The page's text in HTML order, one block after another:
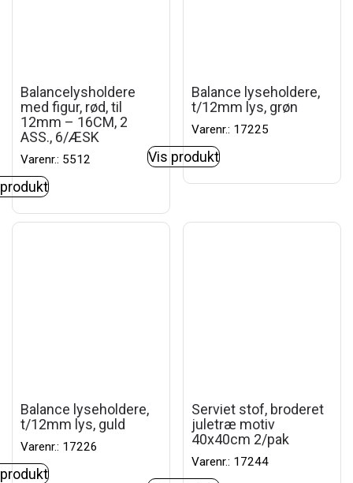
Balancelysholdere
med figur, rød, til
12mm – 16CM, 2
ASS., 6/ÆSK
Varenr.: 5512
Balance lyseholdere,
t/12mm lys, grøn
Varenr.: 17225
Vis produkt
Balance lyseholdere,
t/12mm lys, guld
Varenr.: 17226
Serviet stof, broderet
juletræ motiv
40x40cm 2/pak
Varenr.: 17244